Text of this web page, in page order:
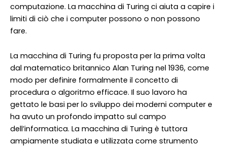
computazione. La macchina di Turing ci aiuta a capire i
limiti di ciò che i computer possono o non possono
fare.
La macchina di Turing fu proposta per la prima volta
dal matematico britannico Alan Turing nel 1936, come
modo per definire formalmente il concetto di
procedura o algoritmo efficace. Il suo lavoro ha
gettato le basi per lo sviluppo dei moderni computer e
ha avuto un profondo impatto sul campo
dell’informatica. La macchina di Turing è tuttora
ampiamente studiata e utilizzata come strumento